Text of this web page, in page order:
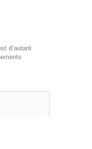
d’autant